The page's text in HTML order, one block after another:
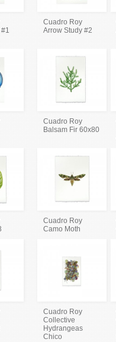
Cuadro Roy
Arrow Study #2
Cuadro Roy
Balsam Fir 60x80
Cuadro Roy
Camo Moth
Cuadro Roy
Collective
Hydrangeas
Chico